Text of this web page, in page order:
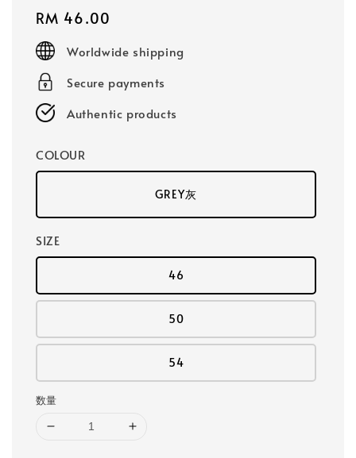
Regular
price
RM 46.00
Worldwide shipping
Secure payments
Authentic products
COLOUR
GREY灰
SIZE
46
50
54
数量